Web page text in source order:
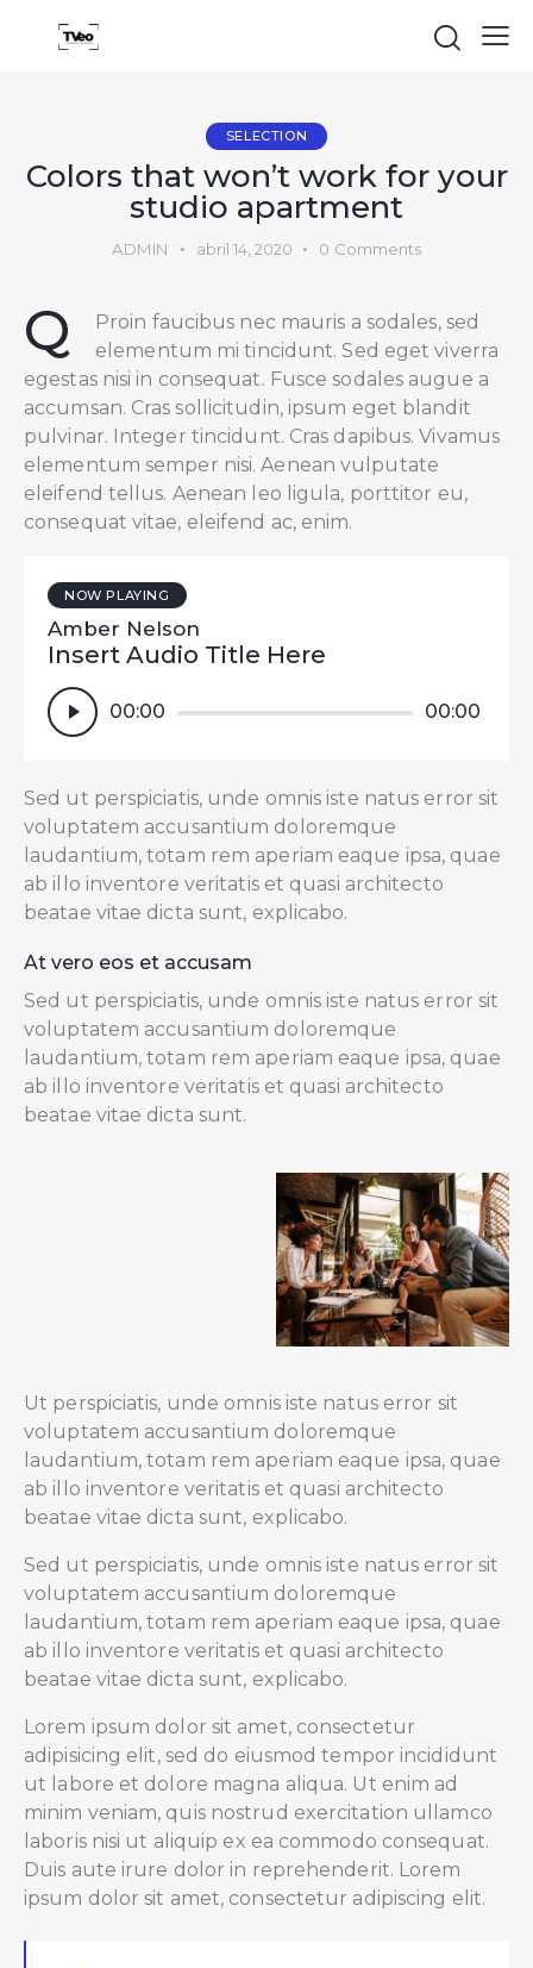
SELECTION
Colors that won’t work for your
studio apartment
ADMIN abril 14, 2020 0 Comments
Q
Proin faucibus nec mauris a sodales, sed
elementum mi tincidunt. Sed eget viverra
egestas nisi in consequat. Fusce sodales augue a
accumsan. Cras sollicitudin, ipsum eget blandit
pulvinar. Integer tincidunt. Cras dapibus. Vivamus
elementum semper nisi. Aenean vulputate
eleifend tellus. Aenean leo ligula, porttitor eu,
consequat vitae, eleifend ac, enim.
NOW PLAYING
Amber Nelson
Insert Audio Title Here
Reproductor
de
00:00 00:00
Sed ut perspiciatis, unde omnis iste natus error sit
voluptatem accusantium doloremque
laudantium, totam rem aperiam eaque ipsa, quae
ab illo inventore veritatis et quasi architecto
beatae vitae dicta sunt, explicabo.
At vero eos et accusam
Sed ut perspiciatis, unde omnis iste natus error sit
voluptatem accusantium doloremque
laudantium, totam rem aperiam eaque ipsa, quae
ab illo inventore veritatis et quasi architecto
beatae vitae dicta sunt.
Ut perspiciatis, unde omnis iste natus error sit
voluptatem accusantium doloremque
laudantium, totam rem aperiam eaque ipsa, quae
ab illo inventore veritatis et quasi architecto
beatae vitae dicta sunt, explicabo.
Sed ut perspiciatis, unde omnis iste natus error sit
voluptatem accusantium doloremque
laudantium, totam rem aperiam eaque ipsa, quae
ab illo inventore veritatis et quasi architecto
beatae vitae dicta sunt, explicabo.
Lorem ipsum dolor sit amet, consectetur
adipisicing elit, sed do eiusmod tempor incididunt
ut labore et dolore magna aliqua. Ut enim ad
minim veniam, quis nostrud exercitation ullamco
laboris nisi ut aliquip ex ea commodo consequat.
Duis aute irure dolor in reprehenderit. Lorem
ipsum dolor sit amet, consectetur adipiscing elit.